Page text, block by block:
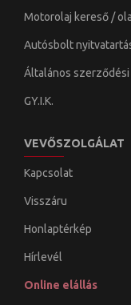
Motorolaj kereső /
Autósbolt
Általános
GY.I.K.
VEVŐSZOLGÁLAT
Kapcsolat
Visszáru
Honlaptérkép
Hírlevél
Online elállás